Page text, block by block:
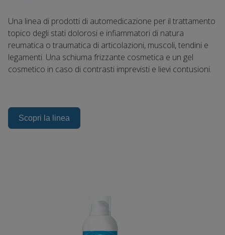
Una linea di prodotti di automedicazione per il trattamento
topico degli stati dolorosi e infiammatori di natura
reumatica o traumatica di articolazioni, muscoli, tendini e
legamenti. Una schiuma frizzante cosmetica e un gel
cosmetico in caso di contrasti imprevisti e lievi contusioni.
Scopri la linea